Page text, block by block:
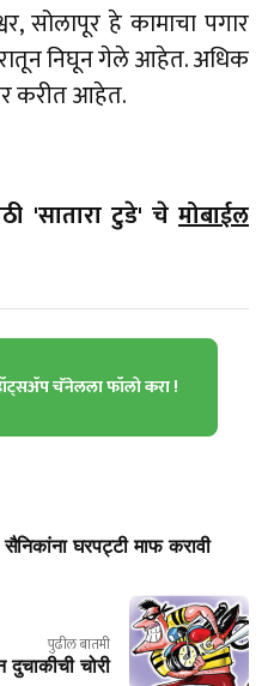
सोलापूर हे कामाचा पगार
निघून गेले आहेत. अधिक
करीत आहेत.
'सातारा टुडे' चे मोबाईल
चॅनेलला फॉलो करा !
सैनिकांना घरपट्टी माफ करावी
पुढील बातमी
दुचाकीची चोरी